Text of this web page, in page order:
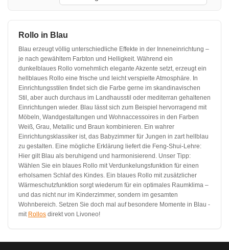
Rollo in Blau
Blau erzeugt völlig unterschiedliche Effekte in der Inneneinrichtung –
je nach gewähltem Farbton und Helligkeit. Während ein
dunkelblaues Rollo vornehmlich elegante Akzente setzt, erzeugt ein
hellblaues Rollo eine frische und leicht verspielte Atmosphäre. In
Einrichtungsstilen findet sich die Farbe gerne im skandinavischen
Stil, aber auch durchaus im Landhausstil oder mediterran gehaltenen
Einrichtungen wieder. Blau lässt sich zum Beispiel hervorragend mit
Möbeln, Wandgestaltungen und Wohnaccessoires in den Farben
Weiß, Grau, Metallic und Braun kombinieren. Ein wahrer
Einrichtungsklassiker ist, das Babyzimmer für Jungen in zart hellblau
zu gestalten. Eine mögliche Erklärung liefert die Feng-Shui-Lehre:
Hier gilt Blau als beruhigend und harmonisierend. Unser Tipp:
Wählen Sie ein blaues Rollo mit Verdunkelungsfunktion für einen
erholsamen Schlaf des Kindes. Ein blaues Rollo mit zusätzlicher
Wärmeschutzfunktion sorgt wiederum für ein optimales Raumklima –
und das nicht nur im Kinderzimmer, sondern im gesamten
Wohnbereich. Setzen Sie doch mal auf besondere Momente in Blau -
mit Rollos direkt von Livoneo!